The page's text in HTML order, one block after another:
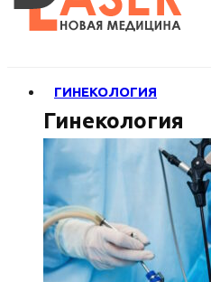
ГИНЕКОЛОГИЯ
Гинекология